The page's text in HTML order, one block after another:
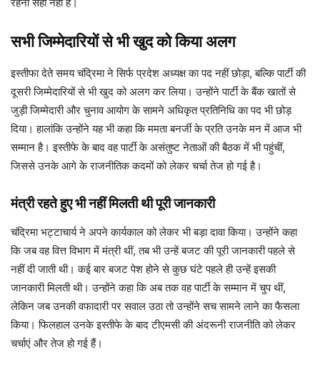
सभी जिम्मेदारियों से भी खुद को किया अलग
इस्तीफा देते समय चंद्रिमा ने सिर्फ प्रदेश अध्यक्ष का पद नहीं छोड़ा, बल्कि पार्टी की
दूसरी जिम्मेदारियों से भी खुद को अलग कर लिया। उन्होंने पार्टी के बैंक खातों से
जुड़ी जिम्मेदारी और चुनाव आयोग के सामने अधिकृत प्रतिनिधि का पद भी छोड़
दिया। हालांकि उन्होंने यह भी कहा कि ममता बनर्जी के प्रति उनके मन में आज भी
सम्मान है। इस्तीफे के बाद वह पार्टी के असंतुष्ट नेताओं की बैठक में भी पहुंचीं,
जिससे उनके आगे के राजनीतिक कदमों को लेकर चर्चा तेज हो गई है।
मंत्री रहते हुए भी नहीं मिलती थी पूरी जानकारी
चंद्रिमा भट्टाचार्य ने अपने कार्यकाल को लेकर भी बड़ा दावा किया। उन्होंने कहा
कि जब वह वित्त विभाग में मंत्री थीं, तब भी उन्हें बजट की पूरी जानकारी पहले से
नहीं दी जाती थी। कई बार बजट पेश होने से कुछ घंटे पहले ही उन्हें इसकी
जानकारी मिलती थी। उन्होंने कहा कि अब तक वह पार्टी के सम्मान में चुप थीं,
लेकिन जब उनकी वफादारी पर सवाल उठा तो उन्होंने सच सामने लाने का फैसला
किया। फिलहाल उनके इस्तीफे के बाद टीएमसी की अंदरूनी राजनीति को लेकर
चर्चाएं और तेज हो गई हैं।